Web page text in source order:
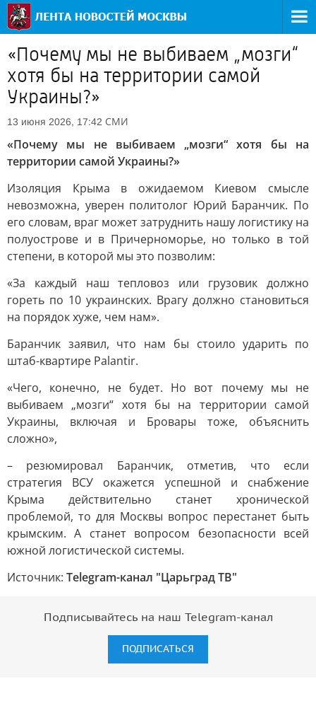
«Почему мы не выбиваем „мозги“
хотя бы на территории самой
Украины?»
13 июня 2026, 17:42 СМИ
«Почему мы не выбиваем „мозги“ хотя бы на
территории самой Украины?»
Изоляция Крыма в ожидаемом Киевом смысле
невозможна, уверен политолог Юрий Баранчик. По
его словам, враг может затруднить нашу логистику на
полуострове и в Причерноморье, но только в той
степени, в которой мы это позволим:
«За каждый наш тепловоз или грузовик должно
гореть по 10 украинских. Врагу должно становиться
на порядок хуже, чем нам».
Баранчик заявил, что нам бы стоило ударить по
штаб-квартире Palantir.
«Чего, конечно, не будет. Но вот почему мы не
выбиваем „мозги“ хотя бы на территории самой
Украины, включая и Бровары тоже, объяснить
сложно»,
– резюмировал Баранчик, отметив, что если
стратегия ВСУ окажется успешной и снабжение
Крыма действительно станет хронической
проблемой, то для Москвы вопрос перестанет быть
крымским. А станет вопросом безопасности всей
южной логистической системы.
Источник: Telegram-канал "Царьград ТВ"
Подписывайтесь на наш Telegram-канал
ПОДПИСАТЬСЯ